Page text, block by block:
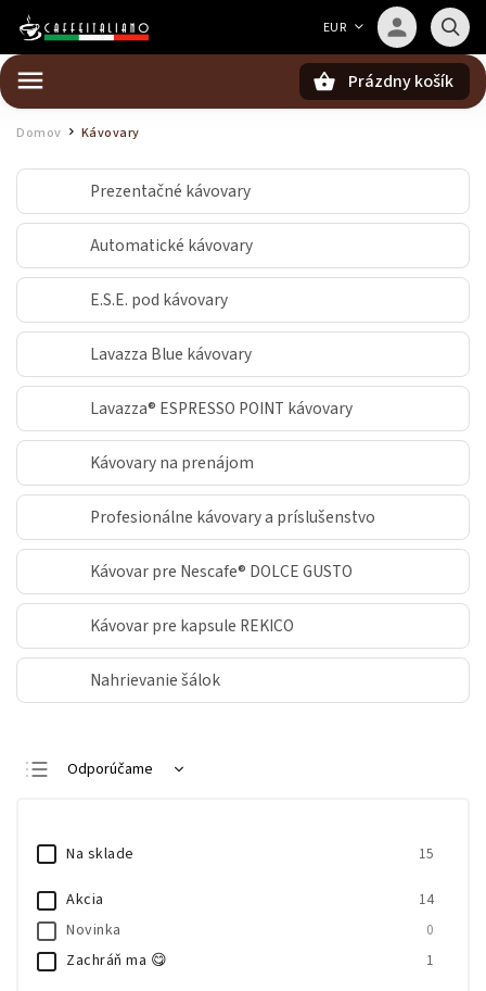
EUR
Prázdny košík
Domov Kávovary
Prezentačné kávovary
Automatické kávovary
E.S.E. pod kávovary
Lavazza Blue kávovary
Lavazza® ESPRESSO POINT kávovary
Kávovary na prenájom
Profesionálne kávovary a príslušenstvo
Kávovar pre Nescafe® DOLCE GUSTO
Kávovar pre kapsule REKICO
Nahrievanie šálok
Odporúčame
Abecedne
Na sklade 15
Akcia 14
Novinka 0
Zachráň ma 😋 1
Barista — poradca Caffeitaliano